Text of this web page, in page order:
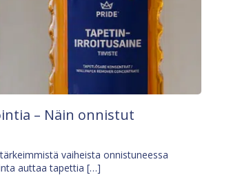
– Näin onnistut
vaiheista onnistuneessa
auttaa tapettia […]